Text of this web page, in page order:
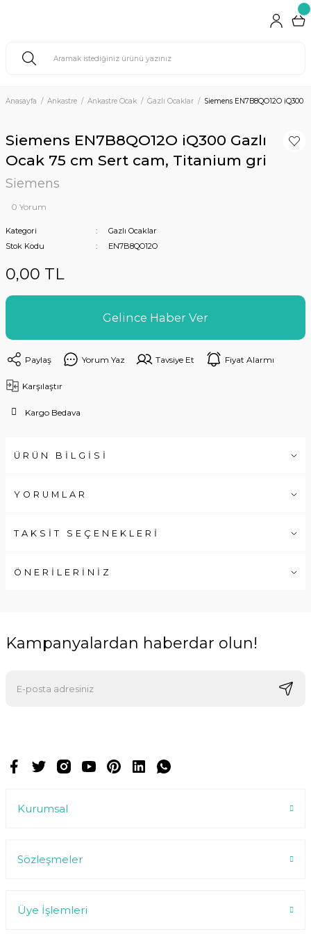
Anasayfa Ankastre Ankastre Ocak Gazlı Ocaklar Siemens EN7B8QO12O iQ300
Siemens EN7B8QO12O iQ300 Gazlı
Ocak 75 cm Sert cam, Titanium gri
Siemens
0 Yorum
Kategori
Gazlı Ocaklar
Stok Kodu
EN7B8QO12O
0,00 TL
Gelince Haber Ver
Paylaş Yorum Yaz Tavsiye Et Fiyat Alarmı
Karşılaştır
Kargo Bedava
ÜRÜN BİLGİSİ
YORUMLAR
TAKSİT SEÇENEKLERİ
ÖNERİLERİNİZ
Kampanyalardan haberdar olun!
Kurumsal
Sözleşmeler
Üye İşlemleri